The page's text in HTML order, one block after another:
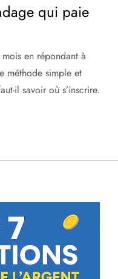
qui paie
en répondant à
méthode simple et
il savoir où s’inscrire.